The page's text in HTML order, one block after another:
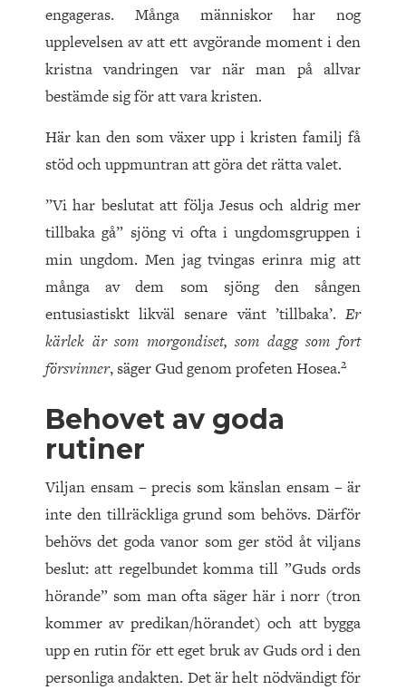
engageras. Många människor har nog
upplevelsen av att ett avgörande moment i den
kristna vandringen var när man på allvar
bestämde sig för att vara kristen.
Här kan den som växer upp i kristen familj få
stöd och uppmuntran att göra det rätta valet.
”Vi har beslutat att följa Jesus och aldrig mer
tillbaka gå” sjöng vi ofta i ungdomsgruppen i
min ungdom. Men jag tvingas erinra mig att
många av dem som sjöng den sången
entusiastiskt likväl senare vänt ’tillbaka’.Er
kärlek är som morgondiset, som dagg som fort
försvinner, säger Gud genom profeten Hosea.2
Behovet av goda
rutiner
Viljan ensam – precis som känslan ensam – är
inte den tillräckliga grund som behövs. Därför
behövs det goda vanor som ger stöd åt viljans
beslut: att regelbundet komma till ”Guds ords
hörande” som man ofta säger här i norr (tron
kommer av predikan/hörandet) och att bygga
upp en rutin för ett eget bruk av Guds ord i den
personliga andakten. Det är helt nödvändigt för